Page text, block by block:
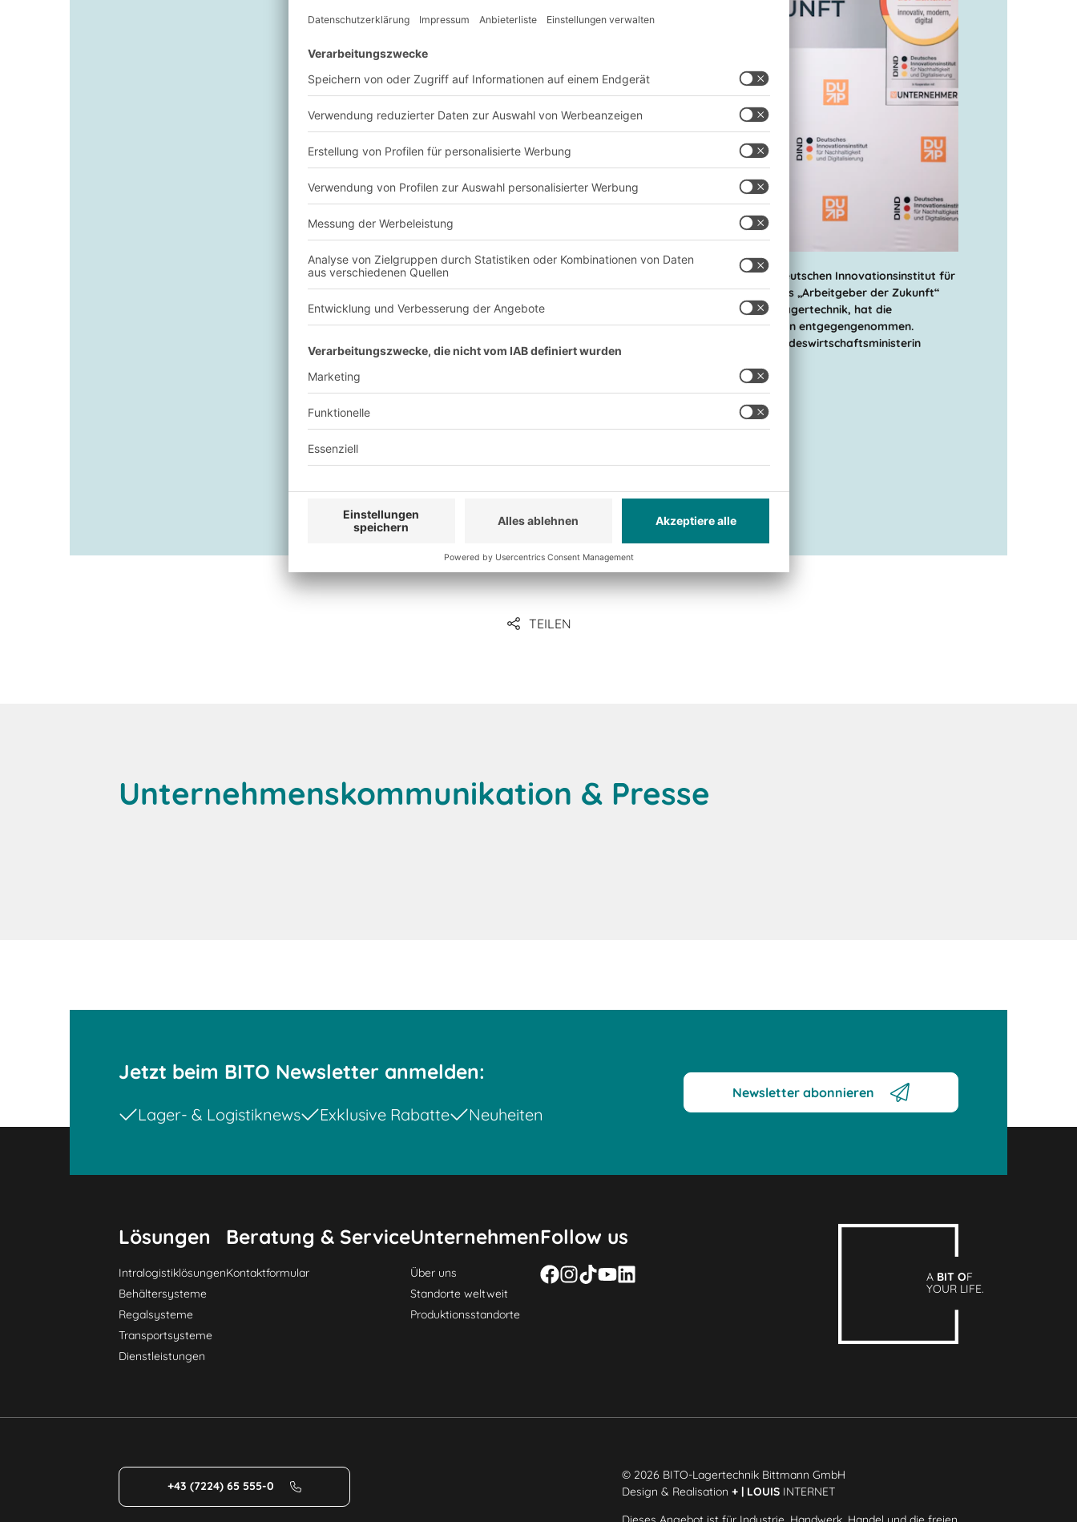
Die BITO-Lagertechnik Bittmann GmbH wurde vom Deutschen Innovationsinstitut für
Nachhaltigkeit und Digitalisierung (DIND) mit dem Preis „Arbeitgeber der Zukunft“
ausgezeichnet. Raphael Müller, Personalleiter BITO-Lagertechnik, hat die
Auszeichnung auf der Preisverleihung in Frankfurt/Main entgegengenommen.
Unterstützt wird die Initiative von der ehemaligen Bundeswirtschaftsministerin
Brigitte Zypries.
TEILEN
Unternehmenskommunikation & Presse
Jetzt beim BITO Newsletter anmelden:
Lager- & Logistiknews Exklusive Rabatte Neuheiten
Newsletter abonnieren
Lösungen
Intralogistiklösungen
Behältersysteme
Regalsysteme
Transportsysteme
Dienstleistungen
Beratung & Service
Kontaktformular
Unternehmen
Über uns
Standorte weltweit
Produktionsstandorte
Follow us
A BIT OF
YOUR LIFE.
+43 (7224) 65 555-0
© 2026 BITO-Lagertechnik Bittmann GmbH
Design & Realisation+ | LOUIS INTERNET